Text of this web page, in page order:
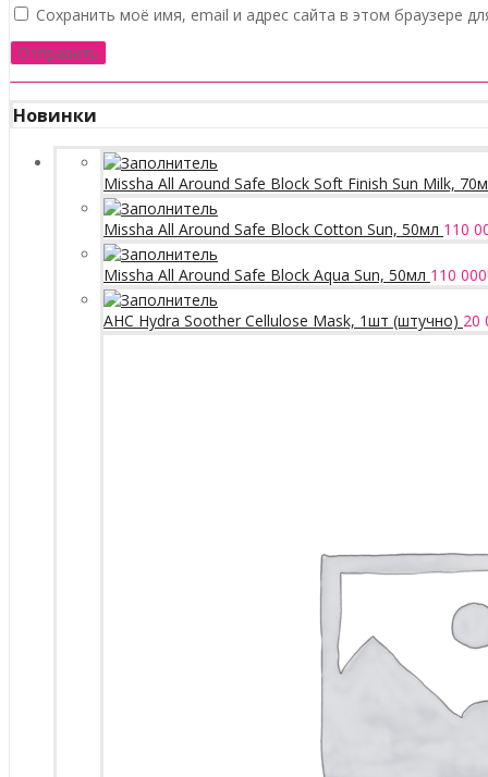
Сохранить моё имя, email и адрес сайта в этом браузере
Новинки
Missha All Around Safe Block Soft Finish Sun Milk,
Missha All Around Safe Block Cotton Sun, 50мл 110
Missha All Around Safe Block Aqua Sun, 50мл 110 000
AHC Hydra Soother Cellulose Mask, 1шт (штучно) 20